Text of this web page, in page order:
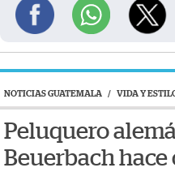
NOTICIAS GUATEMALA / VIDA Y
Peluquero
Beuerbach hace